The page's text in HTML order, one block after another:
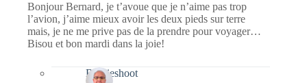
Bonjour Bernard, je t’avoue que je n’aime pas trop
l’avion, j’aime mieux avoir les deux pieds sur terre
mais, je ne me prive pas de la prendre pour voyager…
Bisou et bon mardi dans la joie!
Bernieshoot